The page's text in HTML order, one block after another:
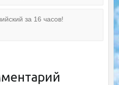
за 16 часов!